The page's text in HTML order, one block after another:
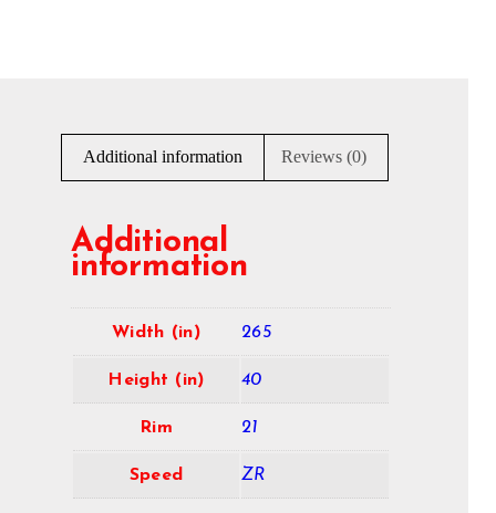
Additional information Reviews (0)
Additional
information
Width (in) 265
Height (in) 40
Rim 21
Speed ZR